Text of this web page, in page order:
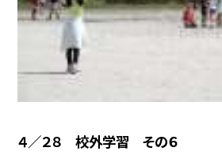
４／２８ 校外学習 その６